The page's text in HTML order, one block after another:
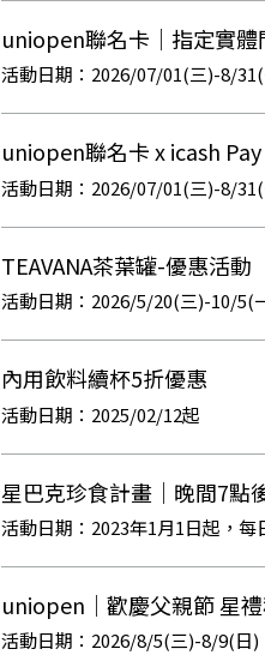
uniopen聯名卡｜指定實
2026/07/01(三)-8/
uniopen聯名卡 x icash
2026/07/01(三)-8/
TEAVANA茶葉罐-優惠活動
2026/5/20(三)-10/5(
內用飲料續杯5折優惠
2025/02/12起
星巴克珍食計畫｜晚間7點
2023年1月1日起，每
uniopen｜歡慶父親節 星
2026/8/5(三)-8/9(日)